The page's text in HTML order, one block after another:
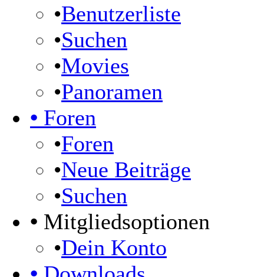
•Benutzerliste
•Suchen
•Movies
•Panoramen
• Foren
•Foren
•Neue Beiträge
•Suchen
• Mitgliedsoptionen
•Dein Konto